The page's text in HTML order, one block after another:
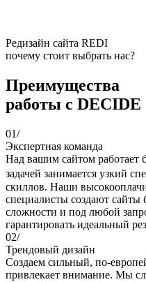
Редизайн сайта REDI
почему стоит выбрать нас?
Преимущества
работы с DECIDE
01/
Экспертная команда
Над вашим сайтом
задачей занимается узкий
скиллов. Наши
специалисты создают сайты
сложности и под любой
гарантировать идеальный
02/
Трендовый дизайн
Создаем сильный, по-
привлекает внимание. Мы